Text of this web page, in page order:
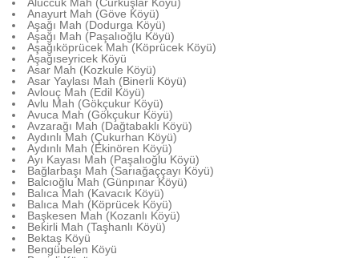
Anayurt Mah (Göve Köyü)
Aşağı Mah (Dodurga Köyü)
Aşağı Mah (Paşalıoğlu Köyü)
Aşağıköprücek Mah (Köprücek Köyü)
Aşağıseyricek Köyü
Asar Mah (Kozkule Köyü)
Asar Yaylası Mah (Binerli Köyü)
Avlouç Mah (Edil Köyü)
Avlu Mah (Gökçukur Köyü)
Avuca Mah (Gökçukur Köyü)
Avzarağı Mah (Dağtabaklı Köyü)
Aydınlı Mah (Çukurhan Köyü)
Aydınlı Mah (Ekinören Köyü)
Ayı Kayası Mah (Paşalıoğlu Köyü)
Bağlarbaşı Mah (Sarıağaççayı Köyü)
Balcıoğlu Mah (Günpınar Köyü)
Balıca Mah (Kavacık Köyü)
Balıca Mah (Köprücek Köyü)
Başkesen Mah (Kozanlı Köyü)
Bekirli Mah (Taşhanlı Köyü)
Bektaş Köyü
Bengübelen Köyü